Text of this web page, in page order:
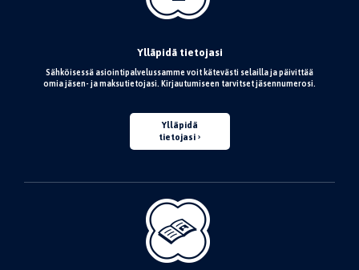
Ylläpidä tietojasi
Sähköisessä asiointipalvelussamme voit kätevästi selailla ja päivittää
omia jäsen- ja maksutietojasi. Kirjautumiseen tarvitset jäsennumerosi.
Ylläpidä
tietojasi